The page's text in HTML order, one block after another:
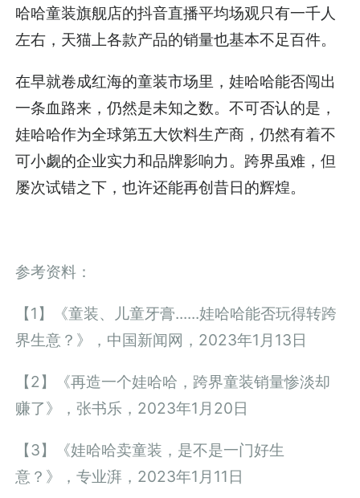
哈哈童装旗舰店的抖音直播平均场观只有一千人
左右，天猫上各款产品的销量也基本不足百件。
在早就卷成红海的童装市场里，娃哈哈能否闯出
一条血路来，仍然是未知之数。不可否认的是，
娃哈哈作为全球第五大饮料生产商，仍然有着不
可小觑的企业实力和品牌影响力。跨界虽难，但
屡次试错之下，也许还能再创昔日的辉煌。
参考资料：
【1】《童装、儿童牙膏......娃哈哈能否玩得转跨
界生意？》，中国新闻网，2023年1月13日
【2】《再造一个娃哈哈，跨界童装销量惨淡却
赚了》，张书乐，2023年1月20日
【3】《娃哈哈卖童装，是不是一门好生
意？》，专业湃，2023年1月11日